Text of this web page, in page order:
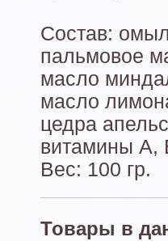
Состав:
пальмовое
масло
масло
цедра
витамины А,
Вес: 100 гр.
Товары в